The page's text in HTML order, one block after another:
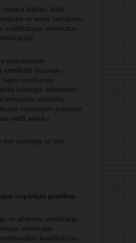
nosaka kārtību, kādā
un anulē farmaceitu
kvalifikācijas sertifikātus
profesionālās
sertifikāts (turpmāk –
šajos noteikumos
izsniegts dokuments,
farmaceita atbilstību
noteiktajām prasībām
vadīt aptieku.
tiek izsniegts uz trim
vispārējās prasības
un atkārtotu sertifikāciju
institūcijas
kvalifikācijas